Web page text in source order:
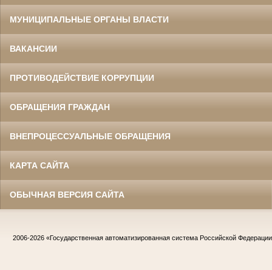
МУНИЦИПАЛЬНЫЕ ОРГАНЫ ВЛАСТИ
ВАКАНСИИ
ПРОТИВОДЕЙСТВИЕ КОРРУПЦИИ
ОБРАЩЕНИЯ ГРАЖДАН
ВНЕПРОЦЕССУАЛЬНЫЕ ОБРАЩЕНИЯ
КАРТА САЙТА
ОБЫЧНАЯ ВЕРСИЯ САЙТА
2006-2026 «Государственная автоматизированная система Российской